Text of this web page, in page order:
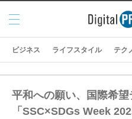
メニ
ュー
ビジネス ライフスタイル テク
平和への願い、国際希
「SSC×SDGs Week